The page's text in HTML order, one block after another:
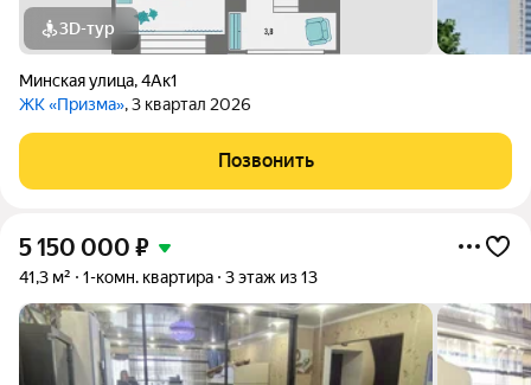
3D-тур
Минская улица,4Ак1
ЖК «Призма», 3 квартал 2026
Позвонить
5 150 000 ₽
41,3 м² 1-комн. квартира 3 этаж из 13